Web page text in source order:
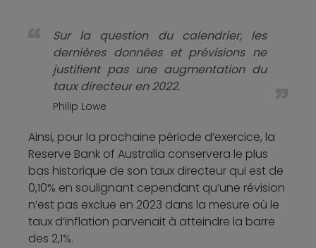
Sur la question du calendrier, les
dernières données et prévisions ne
justifient pas une augmentation du
taux directeur en 2022.
Philip Lowe
Ainsi, pour la prochaine période d’exercice, la
Reserve Bank of Australia conservera le plus
bas historique de son taux directeur qui est de
0,10% en soulignant cependant qu’une révision
n’est pas exclue en 2023 dans la mesure où le
taux d’inflation parvenait à atteindre la barre
des 2,1%.